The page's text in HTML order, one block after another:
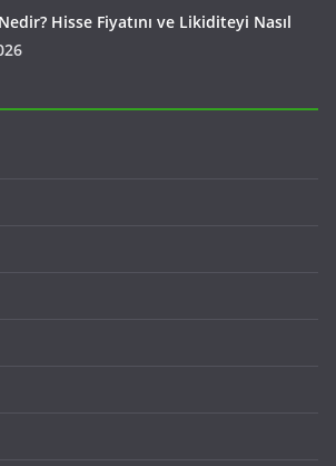
Hisse Fiyatını ve Likiditeyi Nasıl